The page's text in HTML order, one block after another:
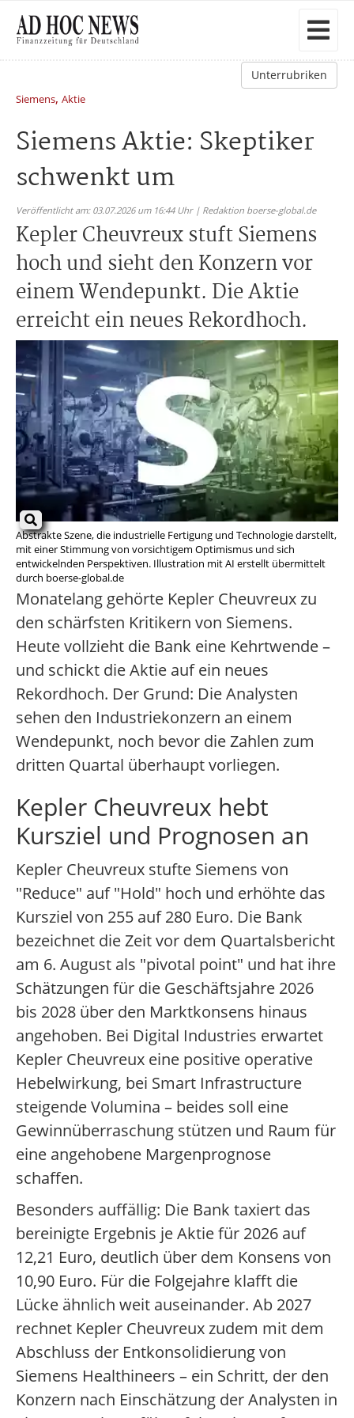
Unterrubriken
Siemens, Aktie
Siemens Aktie: Skeptiker
schwenkt um
Veröffentlicht am: 03.07.2026 um 16:44 Uhr | Redaktion boerse-global.de
Kepler Cheuvreux stuft Siemens
hoch und sieht den Konzern vor
einem Wendepunkt. Die Aktie
erreicht ein neues Rekordhoch.
Abstrakte Szene, die industrielle Fertigung und Technologie darstellt,
mit einer Stimmung von vorsichtigem Optimismus und sich
entwickelnden Perspektiven. Illustration mit AI erstellt übermittelt
durch boerse-global.de
Monatelang gehörte Kepler Cheuvreux zu
den schärfsten Kritikern von Siemens.
Heute vollzieht die Bank eine Kehrtwende –
und schickt die Aktie auf ein neues
Rekordhoch. Der Grund: Die Analysten
sehen den Industriekonzern an einem
Wendepunkt, noch bevor die Zahlen zum
dritten Quartal überhaupt vorliegen.
Kepler Cheuvreux hebt
Kursziel und Prognosen an
Kepler Cheuvreux stufte Siemens von
"Reduce" auf "Hold" hoch und erhöhte das
Kursziel von 255 auf 280 Euro. Die Bank
bezeichnet die Zeit vor dem Quartalsbericht
am 6. August als "pivotal point" und hat ihre
Schätzungen für die Geschäftsjahre 2026
bis 2028 über den Marktkonsens hinaus
angehoben. Bei Digital Industries erwartet
Kepler Cheuvreux eine positive operative
Hebelwirkung, bei Smart Infrastructure
steigende Volumina – beides soll eine
Gewinnüberraschung stützen und Raum für
eine angehobene Margenprognose
schaffen.
Besonders auffällig: Die Bank taxiert das
bereinigte Ergebnis je Aktie für 2026 auf
12,21 Euro, deutlich über dem Konsens von
10,90 Euro. Für die Folgejahre klafft die
Lücke ähnlich weit auseinander. Ab 2027
rechnet Kepler Cheuvreux zudem mit dem
Abschluss der Entkonsolidierung von
Siemens Healthineers – ein Schritt, der den
Konzern nach Einschätzung der Analysten in